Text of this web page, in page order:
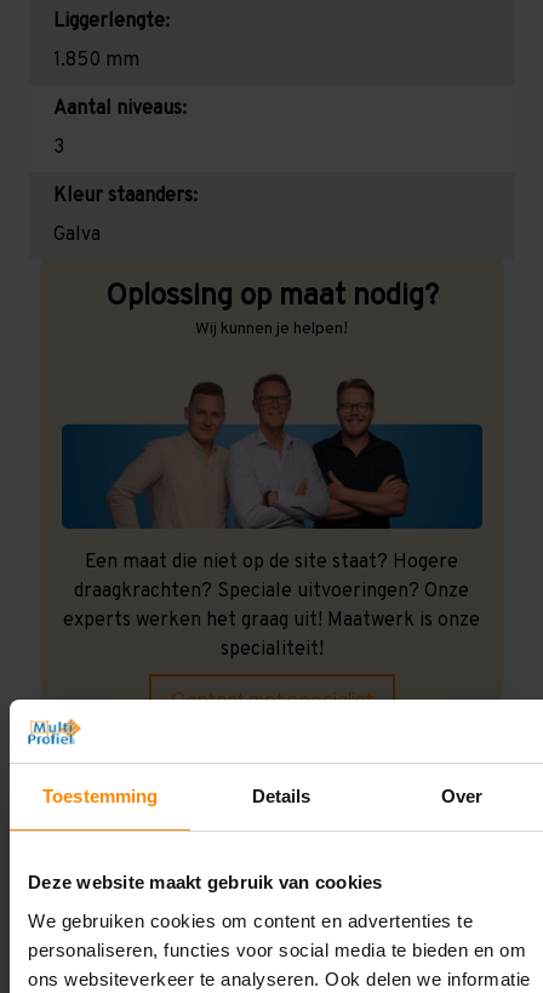
Toestemming Details Over
Deze website maakt gebruik van cookies
We gebruiken cookies om content en advertenties te
personaliseren, functies voor social media te bieden en om
ons websiteverkeer te analyseren. Ook delen we informatie
Liggerlengte:
1.850 mm
Aantal niveaus:
3
Kleur staanders:
Galva
Oplossing op maat nodig?
Wij kunnen je helpen!
Een maat die niet op de site staat? Hogere
draagkrachten? Speciale uitvoeringen? Onze
experts werken het graag uit! Maatwerk is onze
specialiteit!
Contact met specialist
Montage uitbesteden?